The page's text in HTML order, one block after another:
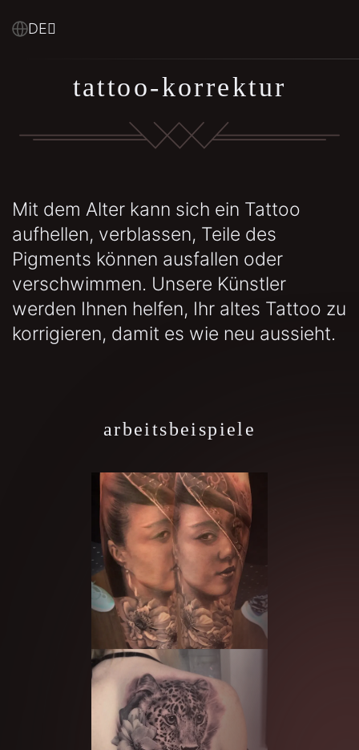
DE
tattoo-korrektur
Mit dem Alter kann sich ein Tattoo
aufhellen, verblassen, Teile des
Pigments können ausfallen oder
verschwimmen. Unsere Künstler
werden Ihnen helfen, Ihr altes Tattoo zu
korrigieren, damit es wie neu aussieht.
arbeitsbeispiele